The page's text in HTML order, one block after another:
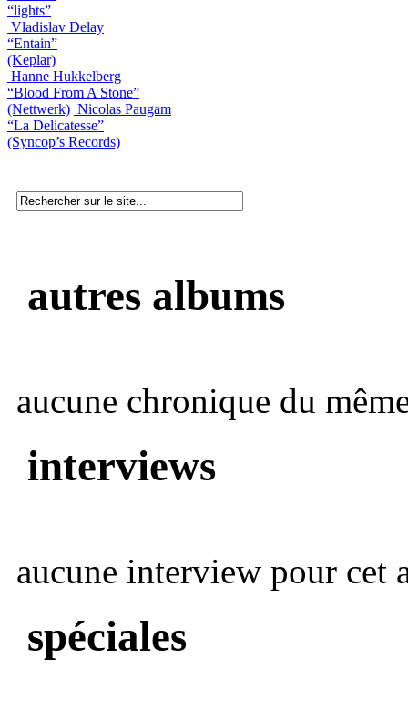
“lights”
Vladislav Delay
“Entain”
(Keplar)
Hanne Hukkelberg
“Blood From A Stone”
(Nettwerk) Nicolas Paugam
“La Delicatesse”
(Syncop’s Records)
autres albums
aucune chronique du
interviews
aucune interview pour cet
spéciales